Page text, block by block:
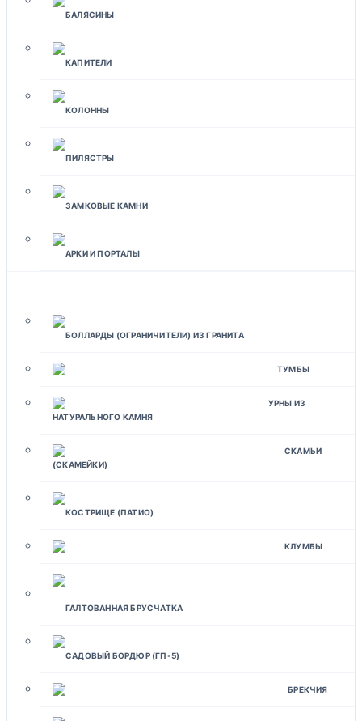
БАЛЯСИНЫ
КАПИТЕЛИ
КОЛОННЫ
ПИЛЯСТРЫ
ЗАМКОВЫЕ КАМНИ
АРКИ И ПОРТАЛЫ
БОЛЛАРДЫ (ОГРАНИЧИТЕЛИ) ИЗ ГРАНИТА
ТУМБЫ
УРНЫ ИЗ
НАТУРАЛЬНОГО КАМНЯ
СКАМЬИ
(СКАМЕЙКИ)
КОСТРИЩЕ (ПАТИО)
КЛУМБЫ
ГАЛТОВАННАЯ БРУСЧАТКА
САДОВЫЙ БОРДЮР (ГП-5)
БРЕКЧИЯ